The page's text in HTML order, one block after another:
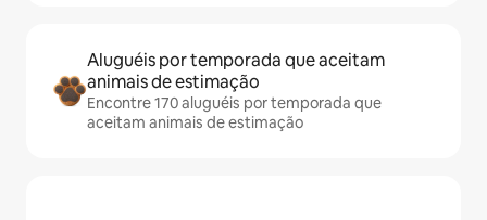
Aluguéis por temporada que aceitam
animais de estimação
Encontre 170 aluguéis por temporada que
aceitam animais de estimação